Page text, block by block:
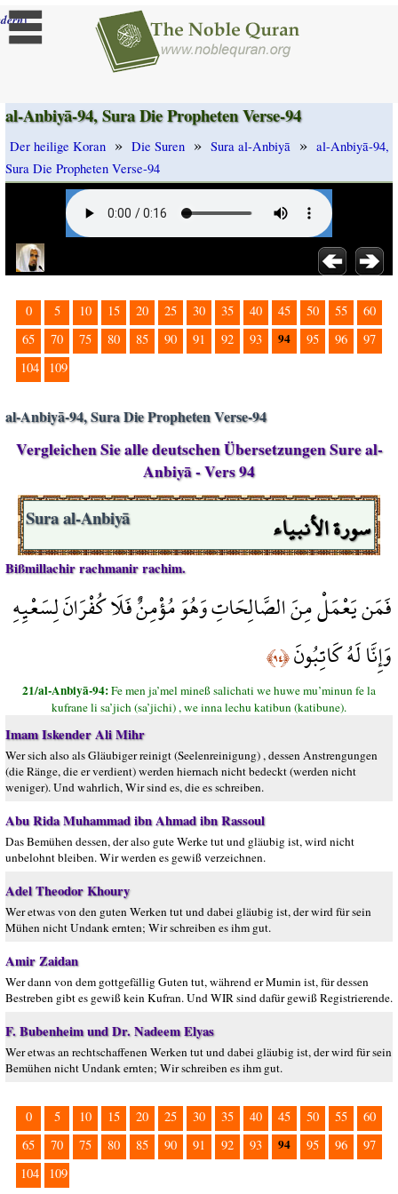
]
al-Anbiyā-94, Sura Die Propheten Verse-94
Der heilige Koran » Die Suren » Sura al-Anbiyā » al-Anbiyā-94,
Sura Die Propheten Verse-94
0 5 10 15 20 25 30 35 40 45 50 55
60
65
70 75 80 85 90 91 92 93 94 95 96
97
104
109
al-Anbiyā-94, Sura Die Propheten Verse-94
Vergleichen Sie alle deutschen Übersetzungen Sure al-
Anbiyā - Vers 94
سورة الأنبياء Sura al-Anbiyā
Bißmillachir rachmanir rachim.
فَمَن يَعْمَلْ مِنَ الصَّالِحَاتِ وَهُوَ مُؤْمِنٌ فَلَا كُفْرَانَ لِسَعْيِهِ
وَإِنَّا لَهُ كَاتِبُونَ﴿٩٤﴾
21/al-Anbiyā-94:Fe men ja’mel mineß salichati we huwe mu’minun fe la
kufrane li sa’jich (sa’jichi) , we inna lechu katibun (katibune).
Imam Iskender Ali Mihr
Wer sich also als Gläubiger reinigt (Seelenreinigung) , dessen Anstrengungen
(die Ränge, die er verdient) werden hiernach nicht bedeckt (werden nicht
weniger). Und wahrlich, Wir sind es, die es schreiben.
Abu Rida Muhammad ibn Ahmad ibn Rassoul
Das Bemühen dessen, der also gute Werke tut und gläubig ist, wird nicht
unbelohnt bleiben. Wir werden es gewiß verzeichnen.
Adel Theodor Khoury
Wer etwas von den guten Werken tut und dabei gläubig ist, der wird für sein
Mühen nicht Undank ernten; Wir schreiben es ihm gut.
Amir Zaidan
Wer dann von dem gottgefällig Guten tut, während er Mumin ist, für dessen
Bestreben gibt es gewiß kein Kufran. Und WIR sind dafür gewiß Registrierende.
F. Bubenheim und Dr. Nadeem Elyas
Wer etwas an rechtschaffenen Werken tut und dabei gläubig ist, der wird für sein
Bemühen nicht Undank ernten; Wir schreiben es ihm gut.
0 5 10 15 20 25 30 35 40 45 50 55
60
65
70 75 80 85 90 91 92 93 94 95 96
97
104
109